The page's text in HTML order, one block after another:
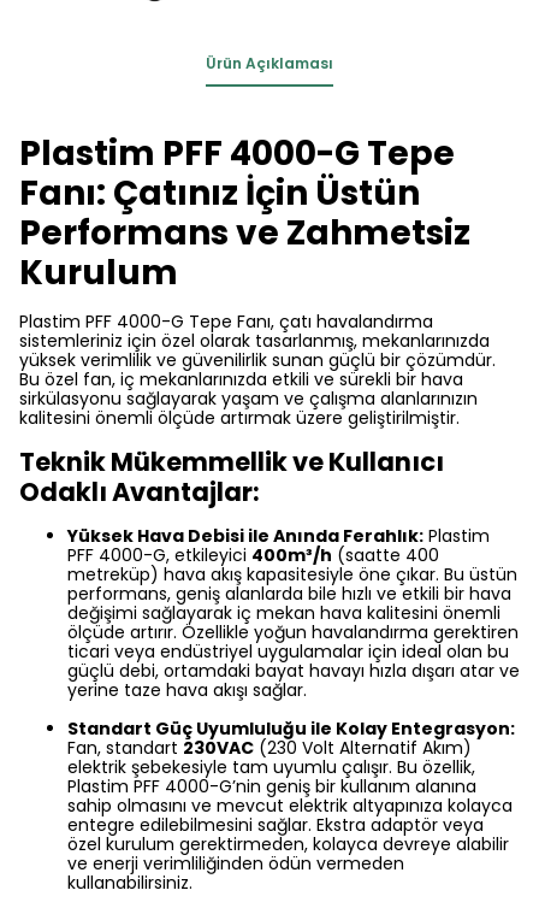
Ürün Açıklaması
Plastim PFF 4000-G Tepe
Fanı: Çatınız İçin Üstün
Performans ve Zahmetsiz
Kurulum
Plastim PFF 4000-G Tepe Fanı, çatı havalandırma
sistemleriniz için özel olarak tasarlanmış, mekanlarınızda
yüksek verimlilik ve güvenilirlik sunan güçlü bir çözümdür.
Bu özel fan, iç mekanlarınızda etkili ve sürekli bir hava
sirkülasyonu sağlayarak yaşam ve çalışma alanlarınızın
kalitesini önemli ölçüde artırmak üzere geliştirilmiştir.
Teknik Mükemmellik ve Kullanıcı
Odaklı Avantajlar:
Yüksek Hava Debisi ile Anında Ferahlık: Plastim
PFF 4000-G, etkileyici 400m³/h (saatte 400
metreküp) hava akış kapasitesiyle öne çıkar. Bu üstün
performans, geniş alanlarda bile hızlı ve etkili bir hava
değişimi sağlayarak iç mekan hava kalitesini önemli
ölçüde artırır. Özellikle yoğun havalandırma gerektiren
ticari veya endüstriyel uygulamalar için ideal olan bu
güçlü debi, ortamdaki bayat havayı hızla dışarı atar ve
yerine taze hava akışı sağlar.
Standart Güç Uyumluluğu ile Kolay Entegrasyon:
Fan, standart 230VAC (230 Volt Alternatif Akım)
elektrik şebekesiyle tam uyumlu çalışır. Bu özellik,
Plastim PFF 4000-G’nin geniş bir kullanım alanına
sahip olmasını ve mevcut elektrik altyapınıza kolayca
entegre edilebilmesini sağlar. Ekstra adaptör veya
özel kurulum gerektirmeden, kolayca devreye alabilir
ve enerji verimliliğinden ödün vermeden
kullanabilirsiniz.